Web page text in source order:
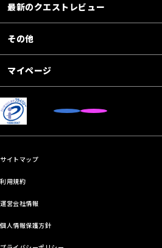
最新のクエストレビュー
その他
マイページ
サイトマップ
利用規約
運営会社情報
個人情報保護方針